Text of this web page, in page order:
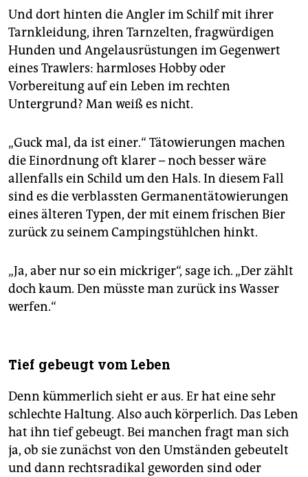
Und dort hinten die Angler im Schilf mit ihrer
Tarnkleidung, ihren Tarnzelten, fragwürdigen
Hunden und Angel­ausrüstungen im Gegenwert
eines Trawlers: harmloses Hobby oder
Vorbereitung auf ein Leben im rechten
Untergrund? Man weiß es nicht.
„Guck mal, da ist einer.“ Tätowierungen machen
die Einordnung oft klarer – noch besser wäre
allenfalls ein Schild um den Hals. In diesem Fall
sind es die verblassten Germanentätowierungen
eines älteren Typen, der mit einem frischen Bier
zurück zu seinem Camping­stühlchen hinkt.
„Ja, aber nur so ein mickriger“, sage ich. „Der zählt
doch kaum. Den müsste man zurück ins Wasser
werfen.“
Tief gebeugt vom Leben
Denn kümmerlich sieht er aus. Er hat eine sehr
schlechte Haltung. Also auch körperlich. Das Leben
hat ihn tief gebeugt. Bei manchen fragt man sich
ja, ob sie zunächst von den Umständen gebeutelt
und dann rechtsradikal geworden sind oder